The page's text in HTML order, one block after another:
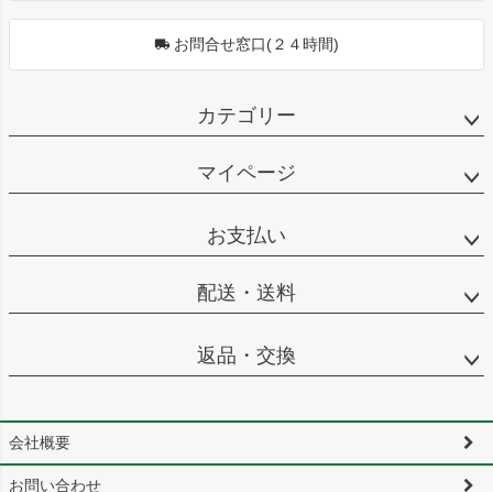
お問合せ窓口(２４時間)
カテゴリー
マイページ
お支払い
配送・送料
返品・交換
会社概要
お問い合わせ